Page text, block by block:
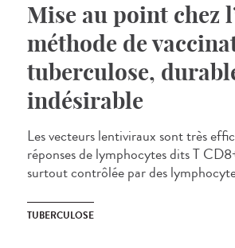
Mise au point chez
méthode de
tuberculose,
indésirable
Les vecteurs lentiviraux sont très
réponses de lymphocytes dits T
surtout contrôlée par des
TUBERCULOSE